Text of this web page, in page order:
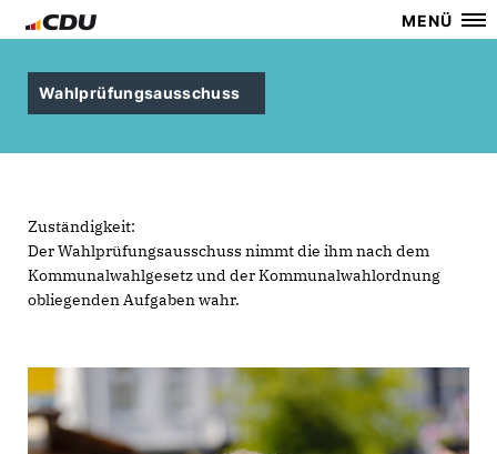
MENÜ
Wahlprüfungsausschuss
Zuständigkeit:
Der Wahlprüfungsausschuss nimmt die ihm nach dem
Kommunalwahlgesetz und der Kommunalwahlordnung
obliegenden Aufgaben wahr.